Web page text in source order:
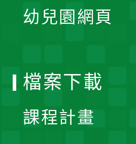
幼兒園網頁
檔案下載
課程計畫